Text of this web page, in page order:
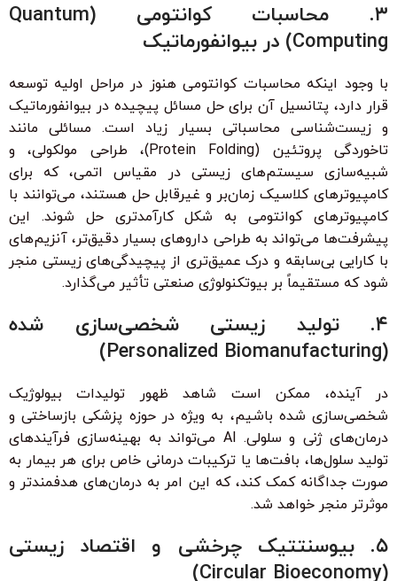
۳. محاسبات کوانتومی (Quantum
Computing) در بیوانفورماتیک
با وجود اینکه محاسبات کوانتومی هنوز در مراحل اولیه توسعه
قرار دارد، پتانسیل آن برای حل مسائل پیچیده در بیوانفورماتیک
و زیست‌شناسی محاسباتی بسیار زیاد است. مسائلی مانند
تاخوردگی پروتئین (Protein Folding)، طراحی مولکولی، و
شبیه‌سازی سیستم‌های زیستی در مقیاس اتمی، که برای
کامپیوترهای کلاسیک زمان‌بر و غیرقابل حل هستند، می‌توانند با
کامپیوترهای کوانتومی به شکل کارآمدتری حل شوند. این
پیشرفت‌ها می‌تواند به طراحی داروهای بسیار دقیق‌تر، آنزیم‌های
با کارایی بی‌سابقه و درک عمیق‌تری از پیچیدگی‌های زیستی منجر
شود که مستقیماً بر بیوتکنولوژی صنعتی تأثیر می‌گذارد.
۴. تولید زیستی شخصی‌سازی شده
(Personalized Biomanufacturing)
در آینده، ممکن است شاهد ظهور تولیدات بیولوژیک
شخصی‌سازی شده باشیم، به ویژه در حوزه پزشکی بازساختی و
درمان‌های ژنی و سلولی. AI می‌تواند به بهینه‌سازی فرآیندهای
تولید سلول‌ها، بافت‌ها یا ترکیبات درمانی خاص برای هر بیمار به
صورت جداگانه کمک کند، که این امر به درمان‌های هدفمندتر و
موثرتر منجر خواهد شد.
۵. بیوسنتتیک چرخشی و اقتصاد زیستی
(Circular Bioeconomy)